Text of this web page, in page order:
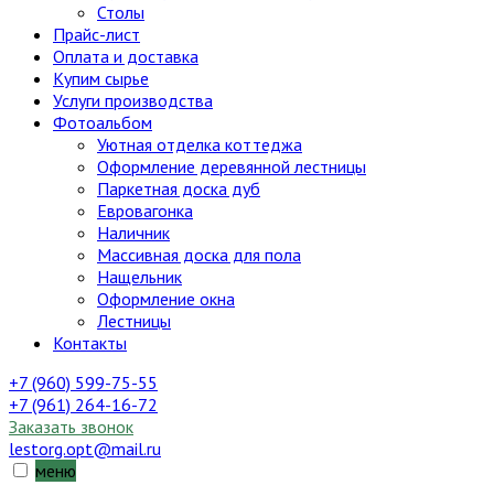
Столы
Прайс-лист
Оплата и доставка
Купим сырье
Услуги производства
Фотоальбом
Уютная отделка коттеджа
Оформление деревянной лестницы
Паркетная доска дуб
Евровагонка
Наличник
Массивная доска для пола
Нащельник
Оформление окна
Лестницы
Контакты
+7 (960) 599-75-55
+7 (961) 264-16-72
Заказать звонок
lestorg.opt@mail.ru
меню